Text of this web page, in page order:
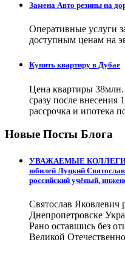
Замена Авто резины на
Оперативные услуги
доступным ценам на
Купить квартиру в Дубае
Цена квартиры
сразу после
рассрочка и ипотека
Новые Посты Блога
УВАЖАЕМЫЕ КОЛЛЕГИ! 11
юбилей Луцкий
российский учёный,
Святослав Яковлевич
Днепропетровске
Рано оставшись без
Великой